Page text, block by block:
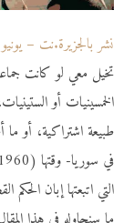
نشر بالجزيرة.نت – يونيو٢٠٢٠
تخيل معي لو كانت
الخمسينيات أو
طبيعة اشتراكية، أو
التي اتبعتها إبان الحكم القصير